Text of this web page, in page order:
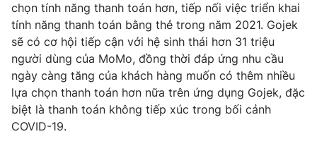
VTV9 VTV8
Liên hệ tòa soạn English
chọn tính năng thanh toán hơn, tiếp nối việc triển khai
tính năng thanh toán bằng thẻ trong năm 2021. Gojek
sẽ có cơ hội tiếp cận với hệ sinh thái hơn 31 triệu
người dùng của MoMo, đồng thời đáp ứng nhu cầu
ngày càng tăng của khách hàng muốn có thêm nhiều
lựa chọn thanh toán hơn nữa trên ứng dụng Gojek, đặc
biệt là thanh toán không tiếp xúc trong bối cảnh
COVID-19.